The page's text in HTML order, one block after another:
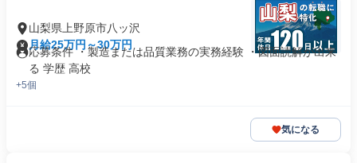
山梨県上野原市八ッ沢
月給25万円～30万円
応募条件 ・製造または品質業務の実務経験 ・図面読解が出来
る 学歴 高校
+5個
気になる